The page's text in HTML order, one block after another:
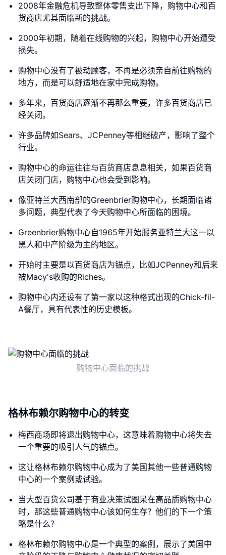
2008年金融危机导致整体零售支出下降，购物中心和百
货商店尤其面临新的挑战。
2000年初期，随着在线购物的兴起，购物中心开始遭受
损失。
购物中心没有了被动顾客，不再是必须亲自前往购物的
地方，而是可以舒适地在家中完成购物。
多年来，百货商店逐渐不再那么重要，许多百货商店已
经关闭。
许多品牌如Sears、JCPenney等相继破产，影响了整个
行业。
购物中心的命运往往与百货商店息息相关，如果百货商
店关闭门店，购物中心也会受到影响。
像亚特兰大西南部的Greenbrier购物中心，长期面临诸
多问题，典型代表了今天购物中心所面临的困境。
Greenbrier购物中心自1965年开始服务亚特兰大这一以
黑人和中产阶级为主的地区。
开始时主要是以百货商店为锚点，比如JCPenney和后来
被Macy's收购的Riches。
购物中心内还设有了第一家以这种格式出现的Chick-fil-
A餐厅，具有代表性的历史模板。
购物中心面临的挑战
格林布赖尔购物中心的转变
梅西商场即将退出购物中心，这意味着购物中心将失去
一个重要的吸引人气的锚点。
这让格林布赖尔购物中心成为了美国其他一些普通购物
中心的一个案例或试验。
当大型百货公司基于商业决策试图呆在高品质购物中心
时，那这些普通购物中心该如何生存？他们的下一个策
略是什么？
格林布赖尔购物中心是一个典型的案例，展示了美国中